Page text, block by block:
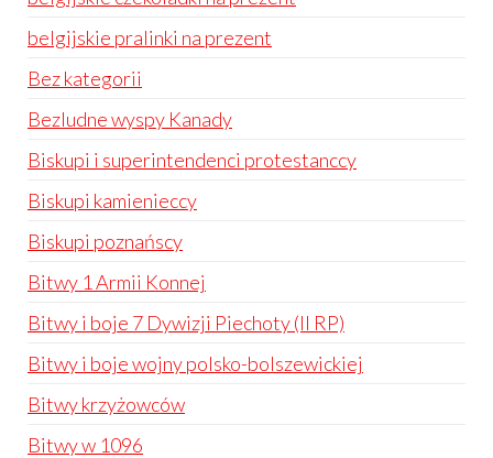
belgijskie pralinki na prezent
Bez kategorii
Bezludne wyspy Kanady
Biskupi i superintendenci protestanccy
Biskupi kamienieccy
Biskupi poznańscy
Bitwy 1 Armii Konnej
Bitwy i boje 7 Dywizji Piechoty (II RP)
Bitwy i boje wojny polsko-bolszewickiej
Bitwy krzyżowców
Bitwy w 1096